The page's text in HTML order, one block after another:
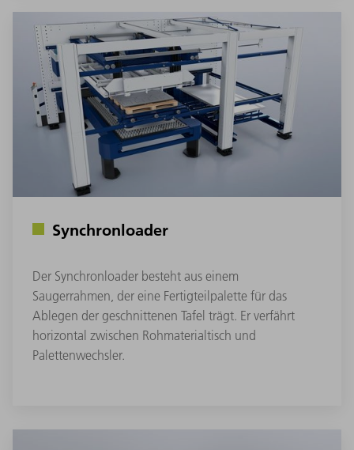
Synchronloader
Der Synchronloader besteht aus einem
Saugerrahmen, der eine Fertigteilpalette für das
Ablegen der geschnittenen Tafel trägt. Er verfährt
horizontal zwischen Rohmaterialtisch und
Palettenwechsler.